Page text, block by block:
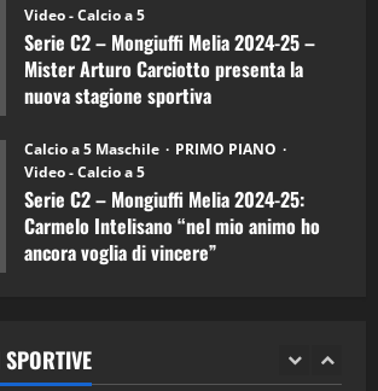
Video - Calcio a 5
Serie C2 – Mongiuffi Melia 2024-25 –
Mister Arturo Carciotto presenta la
nuova stagione sportiva
Calcio a 5 Maschile
PRIMO PIANO
Video - Calcio a 5
Serie C2 – Mongiuffi Melia 2024-25:
Carmelo Intelisano “nel mio animo ho
ancora voglia di vincere”
(Martedi 07 Aprile 2026)
08/04/2026
“SportEmpire” in Podcast: 30^ Puntata
(Martedi 05 Maggio 2026)
08/05/2026
28/04/2026